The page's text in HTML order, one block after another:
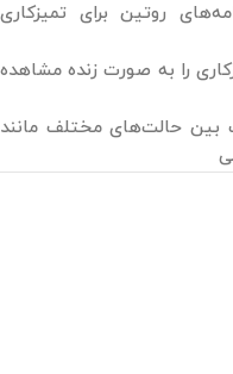
روتین برای تمیزکاری
را به صورت زنده مشاهده
بین حالت‌های مختلف مانند